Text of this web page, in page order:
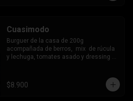
Cuasimodo
Burguer de la casa de 200g
acompañada de berros,  mix  de rúcula
y lechuga, tomates asado y dressing
$8.900